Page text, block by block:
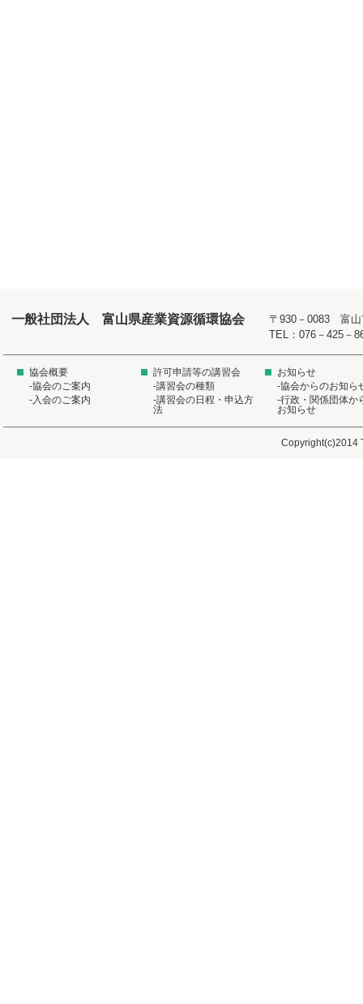
一般社団法人 富山県産業資源循環協会
〒930－0083 富山
TEL：076－425
協会概要
-協会のご案内
-入会のご案内
許可申請等の講習会
-講習会の種類
-講習会の日程・申込方
法
お知らせ
-協会からのお知ら
-行政・関係団体か
お知らせ
Copyright(c)2014